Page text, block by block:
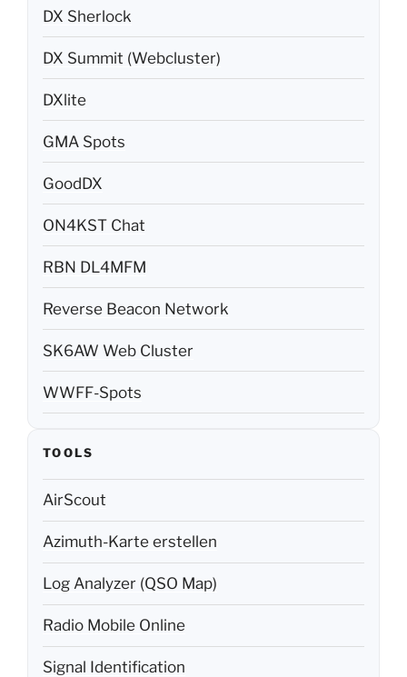
DX Sherlock
DX Summit (Webcluster)
DXlite
GMA Spots
GoodDX
ON4KST Chat
RBN DL4MFM
Reverse Beacon Network
SK6AW Web Cluster
WWFF-Spots
TOOLS
AirScout
Azimuth-Karte erstellen
Log Analyzer (QSO Map)
Radio Mobile Online
Signal Identification